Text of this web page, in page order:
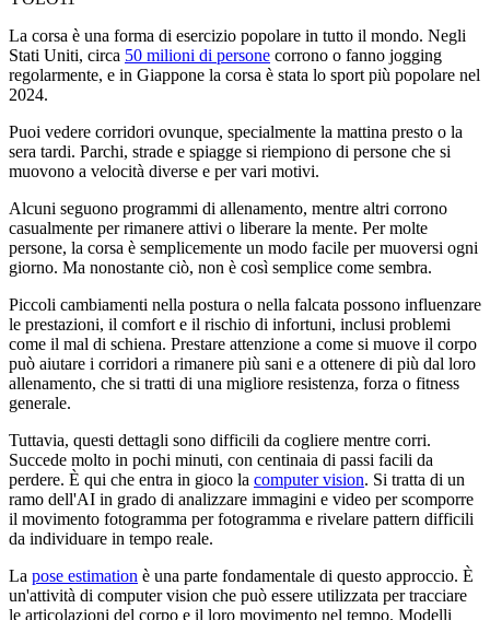
La corsa è una forma di esercizio popolare in tutto il mondo. Negli
Stati Uniti, circa 50 milioni di persone corrono o fanno jogging
regolarmente, e in Giappone la corsa è stata lo sport più popolare nel
2024.
Puoi vedere corridori ovunque, specialmente la mattina presto o la
sera tardi. Parchi, strade e spiagge si riempiono di persone che si
muovono a velocità diverse e per vari motivi.
Alcuni seguono programmi di allenamento, mentre altri corrono
casualmente per rimanere attivi o liberare la mente. Per molte
persone, la corsa è semplicemente un modo facile per muoversi ogni
giorno. Ma nonostante ciò, non è così semplice come sembra.
Piccoli cambiamenti nella postura o nella falcata possono influenzare
le prestazioni, il comfort e il rischio di infortuni, inclusi problemi
come il mal di schiena. Prestare attenzione a come si muove il corpo
può aiutare i corridori a rimanere più sani e a ottenere di più dal loro
allenamento, che si tratti di una migliore resistenza, forza o fitness
generale.
Tuttavia, questi dettagli sono difficili da cogliere mentre corri.
Succede molto in pochi minuti, con centinaia di passi facili da
perdere. È qui che entra in gioco la computer vision. Si tratta di un
ramo dell'AI in grado di analizzare immagini e video per scomporre
il movimento fotogramma per fotogramma e rivelare pattern difficili
da individuare in tempo reale.
La pose estimation è una parte fondamentale di questo approccio. È
un'attività di computer vision che può essere utilizzata per tracciare
le articolazioni del corpo e il loro movimento nel tempo. Modelli